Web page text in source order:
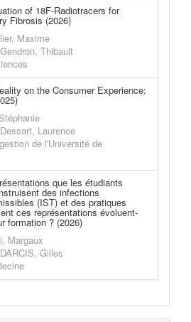
of 18F-Radiotracers for
Fibrosis (2026)
Maxime
Thibault
on the Consumer Experience:
Laurence
de l'Université de
que les étudiants
des infections
(IST) et des pratiques
ces représentations évoluent-
formation ? (2026)
Margaux
Gilles